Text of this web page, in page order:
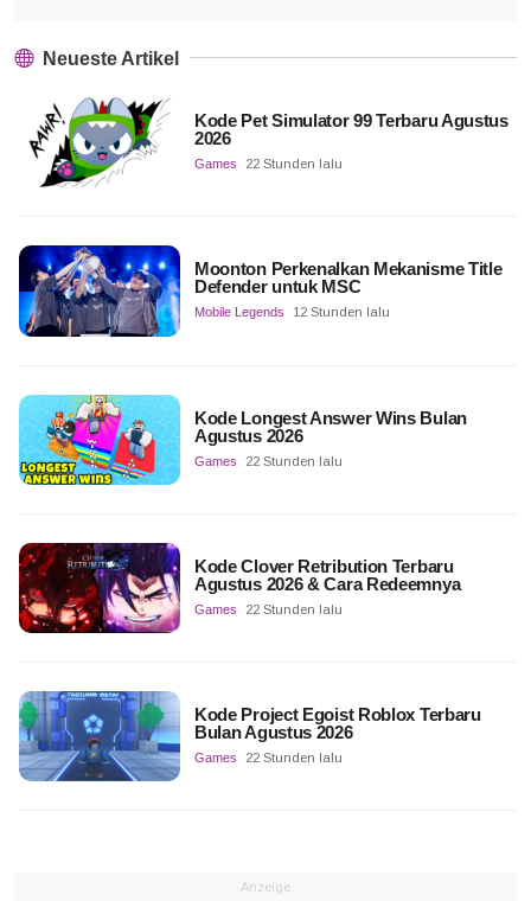
Neueste Artikel
Kode Pet Simulator 99 Terbaru Agustus
2026
Games 22 Stunden lalu
Moonton Perkenalkan Mekanisme Title
Defender untuk MSC
Mobile Legends 12 Stunden lalu
Kode Longest Answer Wins Bulan
Agustus 2026
Games 22 Stunden lalu
Kode Clover Retribution Terbaru
Agustus 2026 & Cara Redeemnya
Games 22 Stunden lalu
Kode Project Egoist Roblox Terbaru
Bulan Agustus 2026
Games 22 Stunden lalu
Anzeige